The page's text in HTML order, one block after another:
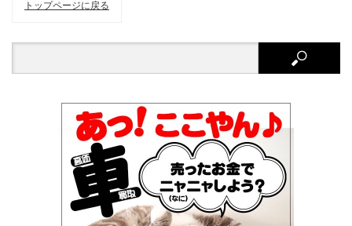
トップページに戻る